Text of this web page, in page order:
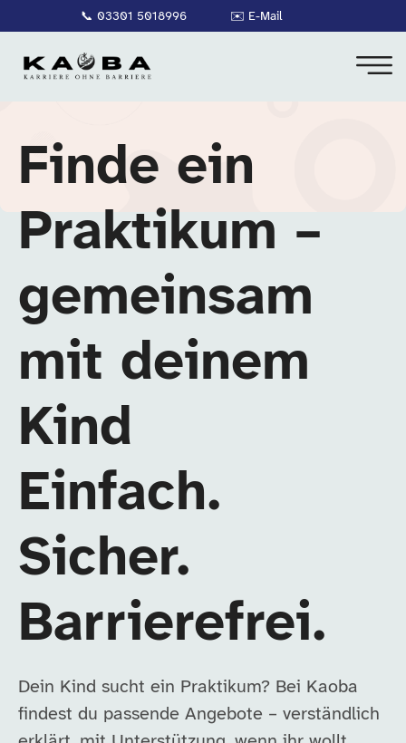
📞 03301 5018996 ✉️ E-Mail
Finde ein
Praktikum –
gemeinsam
mit deinem
Kind
Einfach.
Sicher.
Barrierefrei.
Dein Kind sucht ein Praktikum? Bei Kaoba
findest du passende Angebote – verständlich